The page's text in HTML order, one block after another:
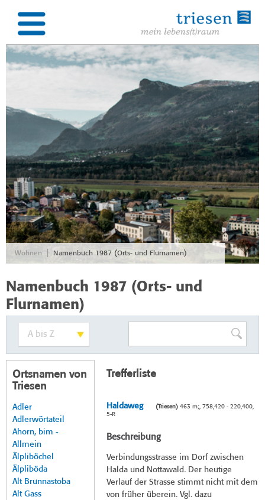
Wohnen Namenbuch 1987 (Orts- und Flurnamen)
Namenbuch 1987 (Orts- und
Flurnamen)
Ortsnamen von
Triesen
Adler
Adlerwörtateil
Ahorn, bim -
Allmein
Älpliböchel
Älpliböda
Alt Brunnastoba
Alt Gass
Trefferliste
Haldaweg (Triesen)463 m;, 758,420 - 220,400,
5-R
Beschreibung
Verbindungsstrasse im Dorf zwischen
Halda und Nottawald. Der heutige
Verlauf der Strasse stimmt nicht mit dem
von früher überein. Vgl. dazu